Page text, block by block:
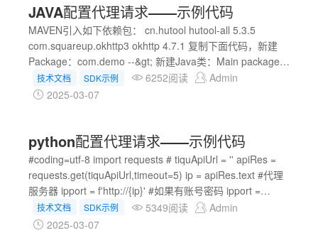
Trident/4.0; QQWubi 133; SLCC2; .NET CLR 2.0.50727; .NET
CLR 3.5.30729; .NET CLR 3.0.30729; Media Center PC 6.0;
CIBA; InfoPath.2)"; Req.Proxy = proxyObject; //设置代理
Req.Method = "GET"; HttpWebResponse Resp = (HttpWebRe
JAVA配置代理请求——示例代码
MAVEN引入如下依赖包： cn.hutool hutool-all 5.3.5
com.squareup.okhttp3 okhttp 4.7.1 复制下面代码，新建
Package：com.demo --&gt; 新建Java类：Main package
com.demo; import cn.hutool.http.HttpUtil; import okhttp3.*;
import java.io.*; import java.net.InetSocketAddress; import
求的目标网址 private static final String TARGET_URL =
"目标网址"; // 提取链接 private static final String API_URL
= "提取链接"; public static voi
技术文档 SDK示例 6252阅读
Admin
2025-03-07
python配置代理请求——示例代码
#coding=utf-8 import requests # tiquApiUrl = '' apiRes =
requests.get(tiquApiUrl,timeout=5) ip = apiRes.text #代理
服务器 ipport = f'http://{ip}' #如果有账号密码 ipport =
f'http://账号:密码@{ip}' #要访问的网站链接 url =
"https://www.baidu.com" #例如百度 proxies={ 'http':ipport,
技术文档 SDK示例 5349阅读
Admin
2025-03-07